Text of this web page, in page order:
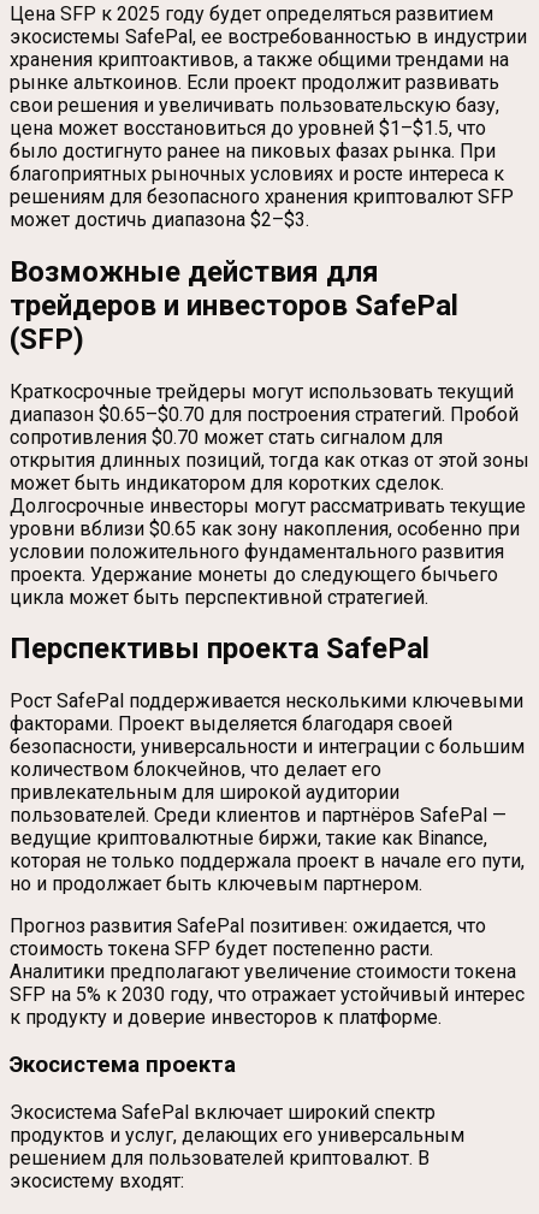
Цена SFP к 2025 году будет определяться развитием
экосистемы SafePal, ее востребованностью в индустрии
хранения криптоактивов, а также общими трендами на
рынке альткоинов. Если проект продолжит развивать
свои решения и увеличивать пользовательскую базу,
цена может восстановиться до уровней $1–$1.5, что
было достигнуто ранее на пиковых фазах рынка. При
благоприятных рыночных условиях и росте интереса к
решениям для безопасного хранения криптовалют SFP
может достичь диапазона $2–$3.
Возможные действия для
трейдеров и инвесторов SafePal
(SFP)
Краткосрочные трейдеры могут использовать текущий
диапазон $0.65–$0.70 для построения стратегий. Пробой
сопротивления $0.70 может стать сигналом для
открытия длинных позиций, тогда как отказ от этой зоны
может быть индикатором для коротких сделок.
Долгосрочные инвесторы могут рассматривать текущие
уровни вблизи $0.65 как зону накопления, особенно при
условии положительного фундаментального развития
проекта. Удержание монеты до следующего бычьего
цикла может быть перспективной стратегией.
Перспективы проекта SafePal
Рост SafePal поддерживается несколькими ключевыми
факторами. Проект выделяется благодаря своей
безопасности, универсальности и интеграции с большим
количеством блокчейнов, что делает его
привлекательным для широкой аудитории
пользователей. Среди клиентов и партнёров SafePal —
ведущие криптовалютные биржи, такие как Binance,
которая не только поддержала проект в начале его пути,
но и продолжает быть ключевым партнером.
Прогноз развития SafePal позитивен: ожидается, что
стоимость токена SFP будет постепенно расти.
Аналитики предполагают увеличение стоимости токена
SFP на 5% к 2030 году, что отражает устойчивый интерес
к продукту и доверие инвесторов к платформе.
Экосистема проекта
Экосистема SafePal включает широкий спектр
продуктов и услуг, делающих его универсальным
решением для пользователей криптовалют. В
экосистему входят: